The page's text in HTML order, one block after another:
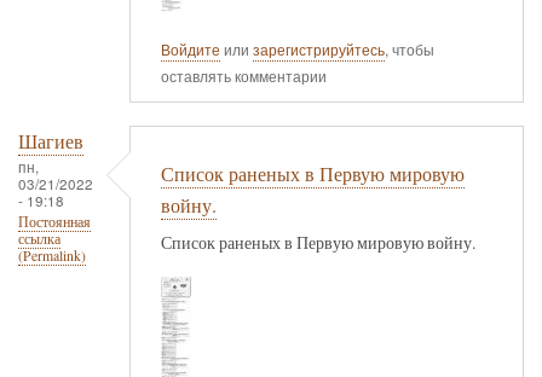
Войдите или зарегистрируйтесь, чтобы
оставлять комментарии
Шагиев
пн,
03/21/2022
- 19:18
Постоянная
ссылка
(Permalink)
Список раненых в Первую мировую
войну.
Список раненых в Первую мировую войну.